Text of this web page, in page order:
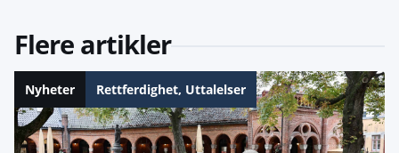
Flere artikler
Nyheter Rettferdighet, Uttalelser